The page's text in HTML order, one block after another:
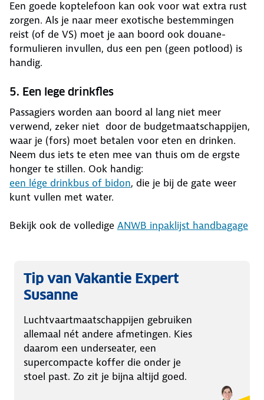
Een goede koptelefoon kan ook voor wat extra rust
zorgen. Als je naar meer exotische bestemmingen
reist (of de VS) moet je aan boord ook douane-
formulieren invullen, dus een pen (geen potlood) is
handig.
5. Een lege drinkfles
Passagiers worden aan boord al lang niet meer
verwend, zeker niet door de budgetmaatschappijen,
waar je (fors) moet betalen voor eten en drinken.
Neem dus iets te eten mee van thuis om de ergste
honger te stillen. Ook handig:
een lége drinkbus of bidon, die je bij de gate weer
kunt vullen met water.
Bekijk ook de volledige ANWB inpaklijst handbagage
Tip van Vakantie Expert
Susanne
Luchtvaartmaatschappijen gebruiken
allemaal nét andere afmetingen. Kies
daarom een underseater, een
supercompacte koffer die onder je
stoel past. Zo zit je bijna altijd goed.